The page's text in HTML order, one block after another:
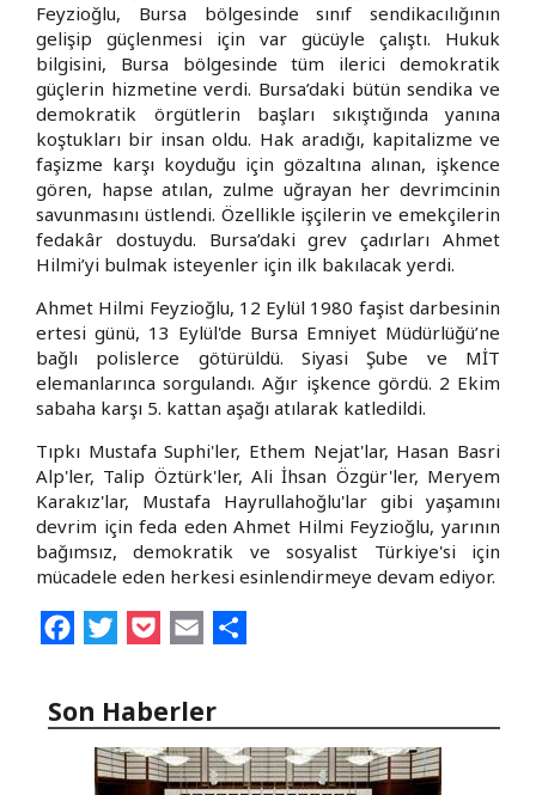
Feyzioğlu, Bursa bölgesinde sınıf sendikacılığının
gelişip güçlenmesi için var gücüyle çalıştı. Hukuk
bilgisini, Bursa bölgesinde tüm ilerici demokratik
güçlerin hizmetine verdi. Bursa’daki bütün sendika ve
demokratik örgütlerin başları sıkıştığında yanına
koştukları bir insan oldu. Hak aradığı, kapitalizme ve
faşizme karşı koyduğu için gözaltına alınan, işkence
gören, hapse atılan, zulme uğrayan her devrimcinin
savunmasını üstlendi. Özellikle işçilerin ve emekçilerin
fedakâr dostuydu. Bursa’daki grev çadırları Ahmet
Hilmi’yi bulmak isteyenler için ilk bakılacak yerdi.
Ahmet Hilmi Feyzioğlu, 12 Eylül 1980 faşist darbesinin
ertesi günü, 13 Eylül'de Bursa Emniyet Müdürlüğü’ne
bağlı polislerce götürüldü. Siyasi Şube ve MİT
elemanlarınca sorgulandı. Ağır işkence gördü. 2 Ekim
sabaha karşı 5. kattan aşağı atılarak katledildi.
Tıpkı Mustafa Suphi'ler, Ethem Nejat'lar, Hasan Basri
Alp'ler, Talip Öztürk'ler, Ali İhsan Özgür'ler, Meryem
Karakız'lar, Mustafa Hayrullahoğlu'lar gibi yaşamını
devrim için feda eden Ahmet Hilmi Feyzioğlu, yarının
bağımsız, demokratik ve sosyalist Türkiye'si için
mücadele eden herkesi esinlendirmeye devam ediyor.
FacebookTwitterPocketEmail
Son Haberler